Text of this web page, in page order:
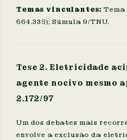
Temas vinculantes: Tema
664.335); Súmula 9/TNU.
Tese 2. Eletricidade
agente nocivo mesmo
2.172/97
Um dos debates mais
envolve a exclusão da